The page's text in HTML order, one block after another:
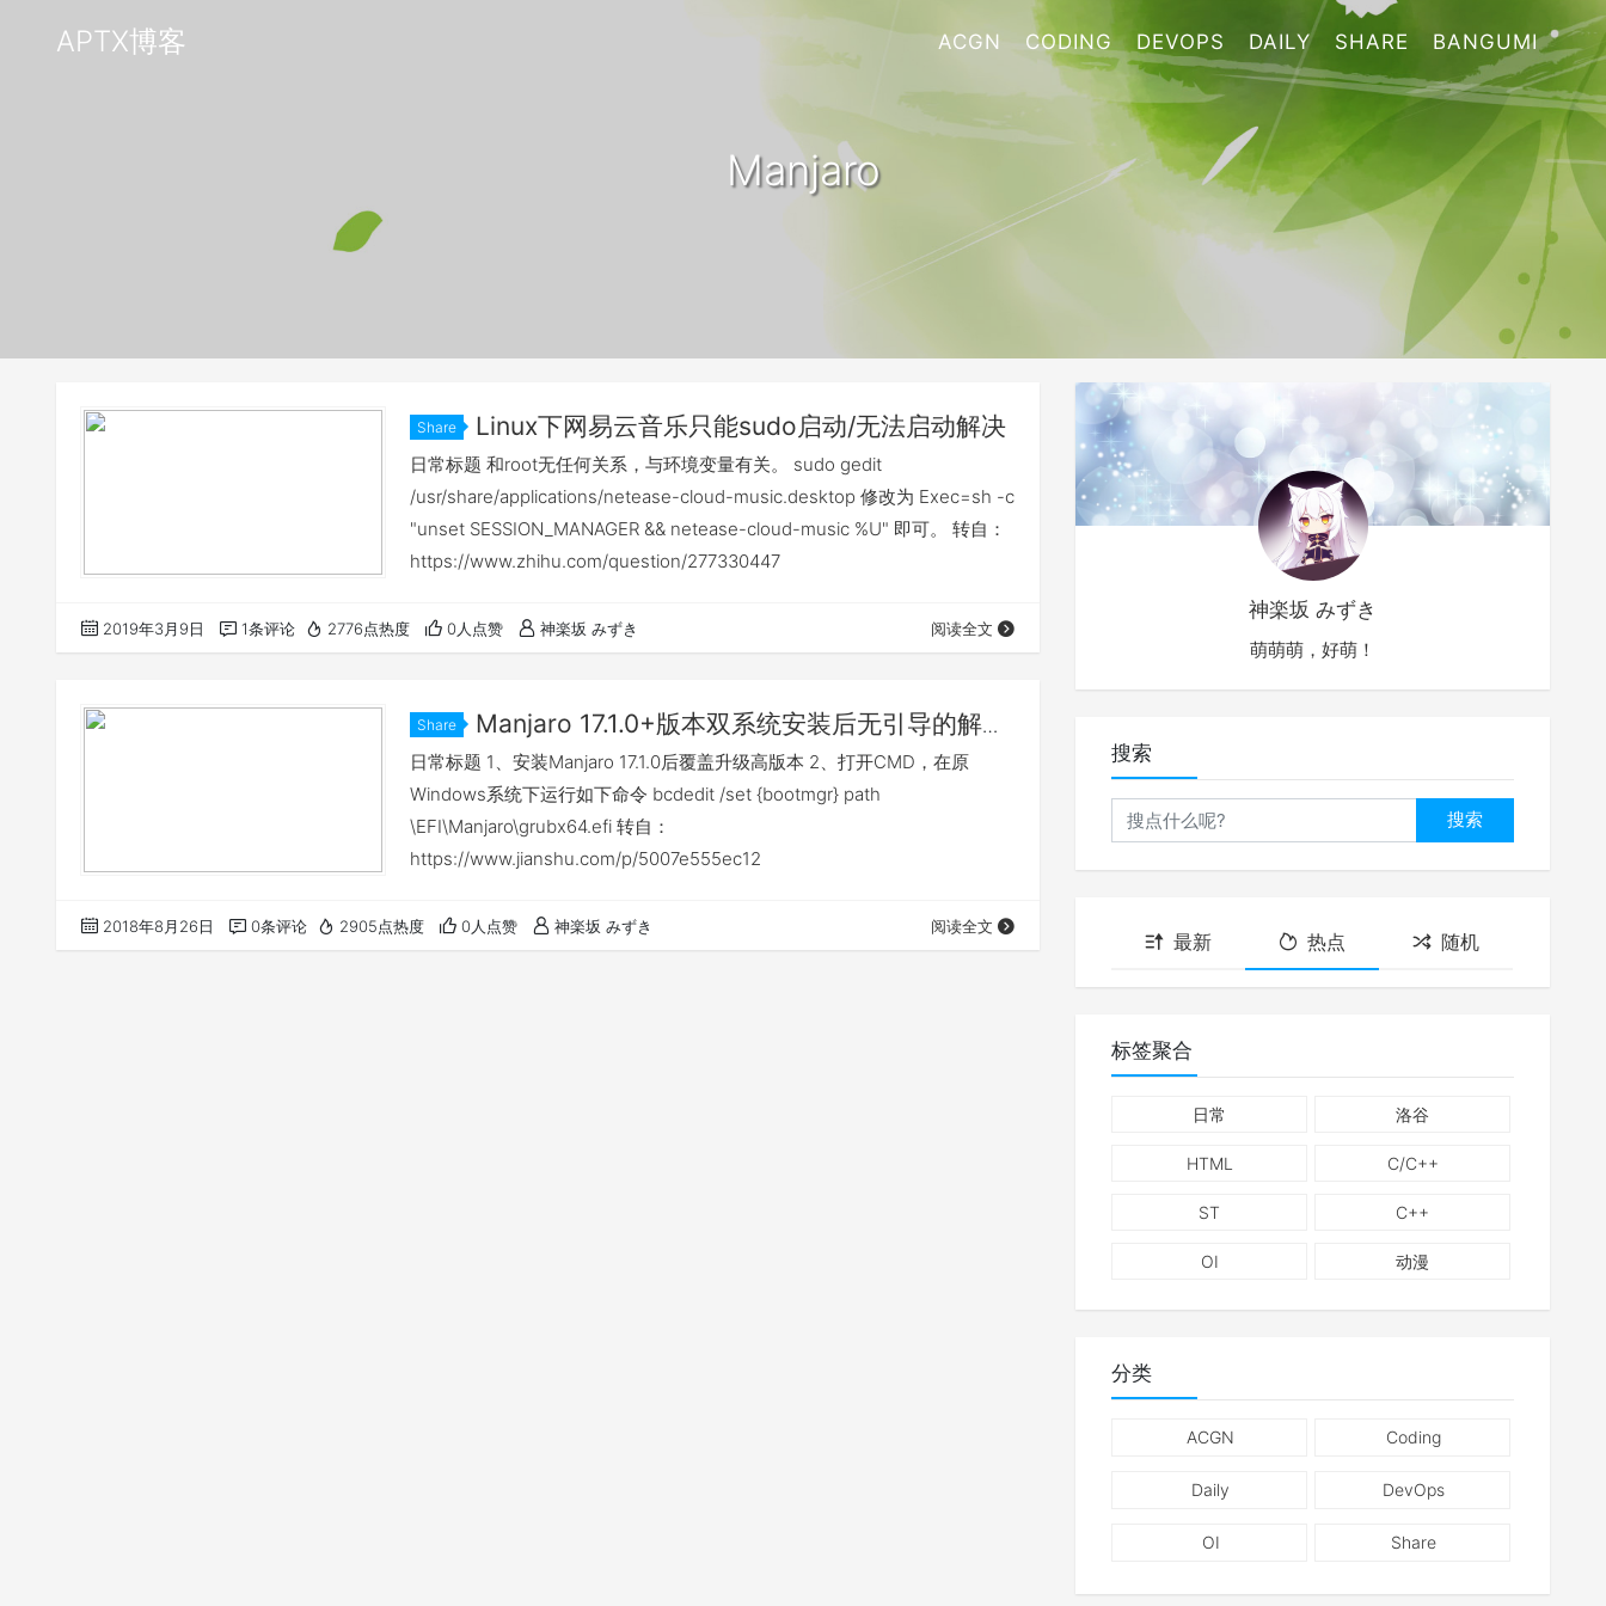
APTX博客 ACGN CODING DEVOPS DAILY SHARE BANGUMI
Manjaro
Share Linux下网易云音乐只能sudo启动/无法启动解决
日常标题 和root无任何关系，与环境变量有关。 sudo gedit
/usr/share/applications/netease-cloud-music.desktop 修改为 Exec=sh -c
"unset SESSION_MANAGER && netease-cloud-music %U" 即可。 转自：
https://www.zhihu.com/question/277330447
2019年3月9日 1条评论 2776点热度 0人点赞 神楽坂 みずき 阅读全文
Share
Manjaro 17.1.0+版本双系统安装后无引导的解决
方法
日常标题 1、安装Manjaro 17.1.0后覆盖升级高版本 2、打开CMD，在原
Windows系统下运行如下命令 bcdedit /set {bootmgr} path
\EFI\Manjaro\grubx64.efi 转自：
https://www.jianshu.com/p/5007e555ec12
2018年8月26日 0条评论 2905点热度 0人点赞 神楽坂 みずき 阅读全文
神楽坂 みずき
萌萌萌，好萌！
搜索
搜索
最新 热点 随机
标签聚合
日常 洛谷
HTML C/C++
ST C++
OI 动漫
分类
ACGN Coding
Daily DevOps
OI Share